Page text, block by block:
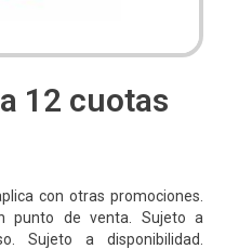
12 cuotas
con otras promociones.
punto de venta. Sujeto a
Sujeto a disponibilidad.